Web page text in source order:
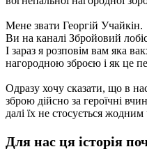
Мене звати Георгій Учайкін.
Ви на каналі Збройовий
І зараз я розповім вам яка
нагородною зброєю і як це
Одразу хочу сказати, що в
зброю дійсно за героїчні
далі їх не стосується
Для нас ця історія